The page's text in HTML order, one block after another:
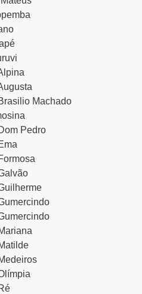
Machado
Pedro